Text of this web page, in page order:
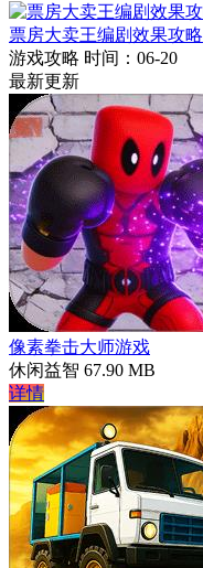
票房大卖王编剧效果攻略
游戏攻略 时间：06-20
最新更新
像素拳击大师游戏
休闲益智 67.90 MB
详情